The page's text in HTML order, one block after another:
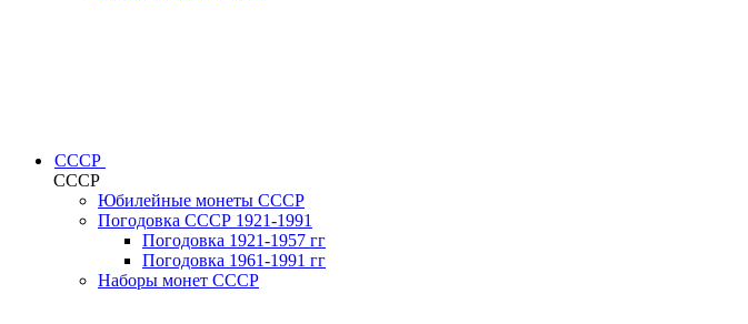
СССР
СССР
Юбилейные монеты СССР
Погодовка СССР 1921-1991
Погодовка 1921-1957 гг
Погодовка 1961-1991 гг
Наборы монет СССР